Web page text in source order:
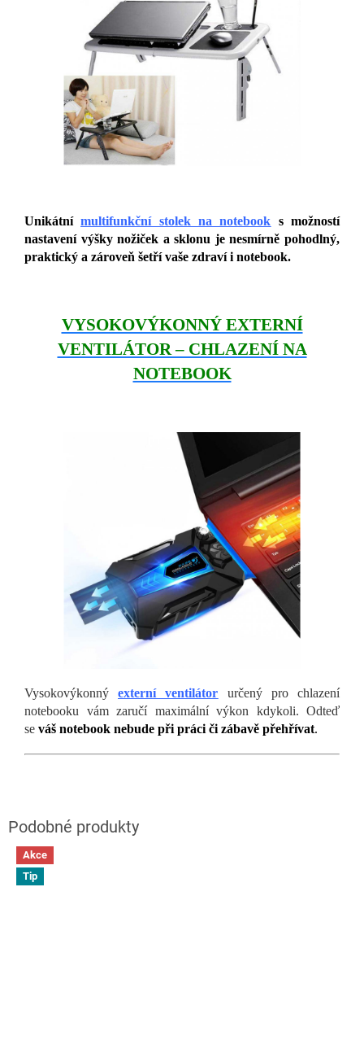
Unikátnímultifunkční stolek na notebook s možností
nastavení výšky nožiček a sklonu je nesmírně pohodlný,
praktický a zároveň šetří vaše zdraví i notebook.
VYSOKOVÝKONNÝ EXTERNÍ
VENTILÁTOR – CHLAZENÍ NA
NOTEBOOK
Vysokovýkonnýexterní ventilátor určený pro chlazení
notebooku vám zaručí maximální výkon kdykoli. Odteď
se váš notebook nebude při práci či zábavě přehřívat.
Akce
Tip